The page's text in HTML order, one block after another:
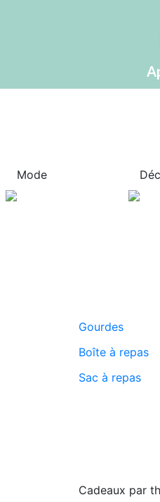
Mode
Gourdes
Boîte à repas
Sac à repas
Cadeaux par